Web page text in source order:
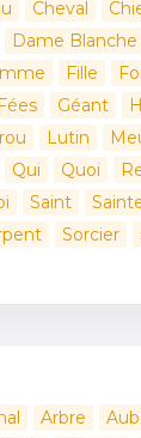
Cheval
Dame Blanche
Fille
Fées Géant
Lutin
Qui Quoi
Saint
Sorcier
Arbre